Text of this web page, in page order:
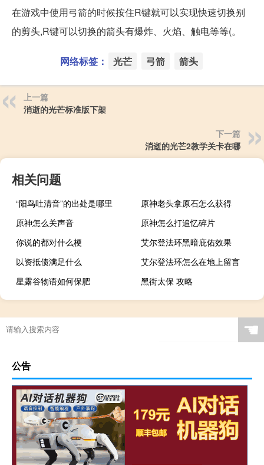
在游戏中使用弓箭的时候按住R键就可以实现快速切换别
的剪头,R键可以切换的箭头有爆炸、火焰、触电等等(。
网络标签： 光芒 弓箭 箭头
上一篇
消逝的光芒标准版下架
下一篇
消逝的光芒2教学关卡在哪
相关问题
“阳鸟吐清音”的出处是哪里
原神老头拿原石怎么获得
原神怎么关声音
原神怎么打追忆碎片
你说的都对什么梗
艾尔登法环黑暗庇佑效果
以资抵债满足什么
艾尔登法环怎么在地上留言
星露谷物语如何保肥
黑街太保 攻略
☚
公告